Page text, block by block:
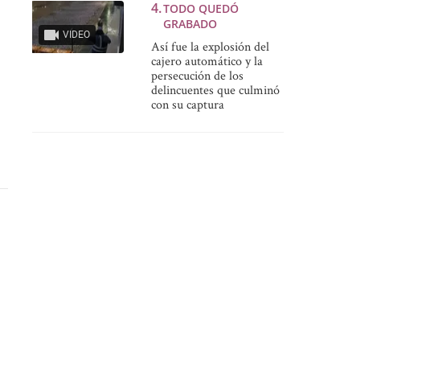
VIDEO
TODO QUEDÓ
GRABADO
Así fue la explosión del
cajero automático y la
persecución de los
delincuentes que culminó
con su captura